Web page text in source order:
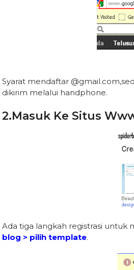
Syarat mendaftar
dikirim melalui handphone.
2.Masuk Ke Situs
Ada tiga langkah registrasi untuk
blog > pilih template.